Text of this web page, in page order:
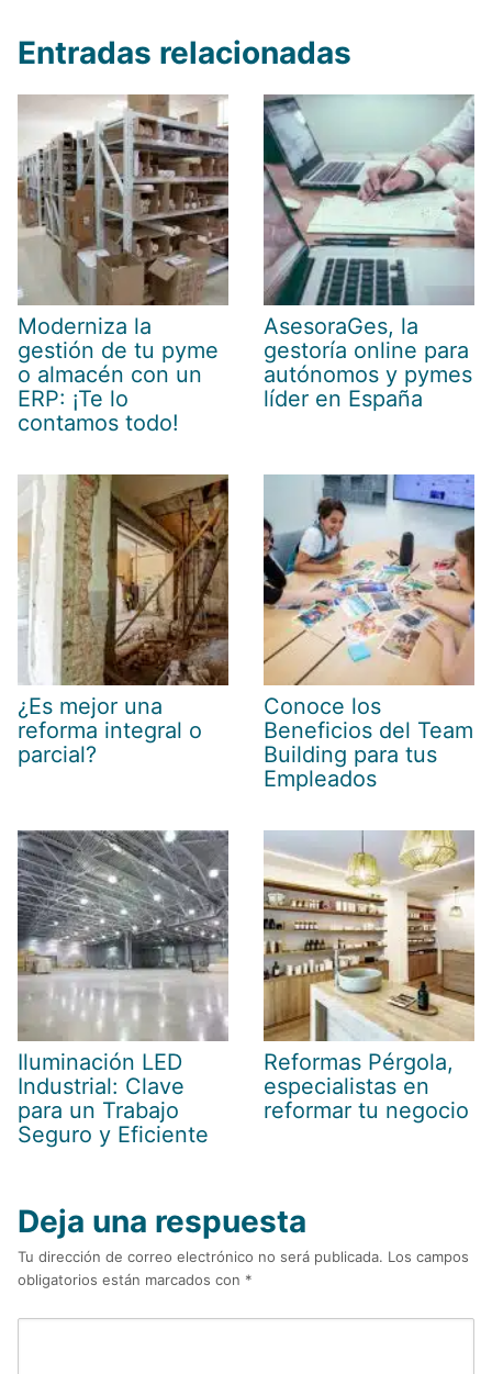
Entradas relacionadas
Moderniza la
gestión de tu pyme
o almacén con un
ERP: ¡Te lo
contamos todo!
AsesoraGes, la
gestoría online para
autónomos y pymes
líder en España
¿Es mejor una
reforma integral o
parcial?
Conoce los
Beneficios del Team
Building para tus
Empleados
Iluminación LED
Industrial: Clave
para un Trabajo
Seguro y Eficiente
Reformas Pérgola,
especialistas en
reformar tu negocio
Deja una respuesta
Tu dirección de correo electrónico no será publicada. Los campos
obligatorios están marcados con *